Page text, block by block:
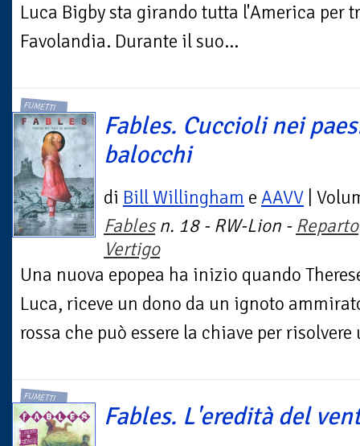
Luca Bigby sta girando tutta l'America per
Favolandia. Durante il suo...
FUMETTI
Fables. Cuccioli nei
balocchi
di Bill Willingham e AAVV |
Fablesn. 18 - RW-Lion - Reparto
Vertigo
Una nuova epopea ha inizio quando
Luca, riceve un dono da un ignoto
rossa che può essere la chiave per risolvere
FUMETTI
Fables. L'eredità del